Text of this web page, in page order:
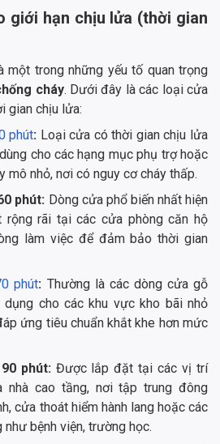
giới hạn chịu lửa (thời gian
một trong những yếu tố quan trọng
cháy. Dưới đây là các loại cửa
gian chịu lửa:
phút: Loại cửa có thời gian chịu lửa
cho các hạng mục phụ trợ hoặc
mô nhỏ, nơi có nguy cơ cháy thấp.
phút: Dòng cửa phổ biến nhất hiện
rộng rãi tại các cửa phòng căn hộ
làm việc để đảm bảo thời gian
phút: Thường là các dòng cửa gỗ
dụng cho các khu vực kho bãi nhỏ
ứng tiêu chuẩn khắt khe hơn mức
phút: Được lắp đặt tại các vị trí
nhà cao tầng, nơi tập trung đông
cửa thoát hiểm hành lang hoặc các
bệnh viện, trường học.